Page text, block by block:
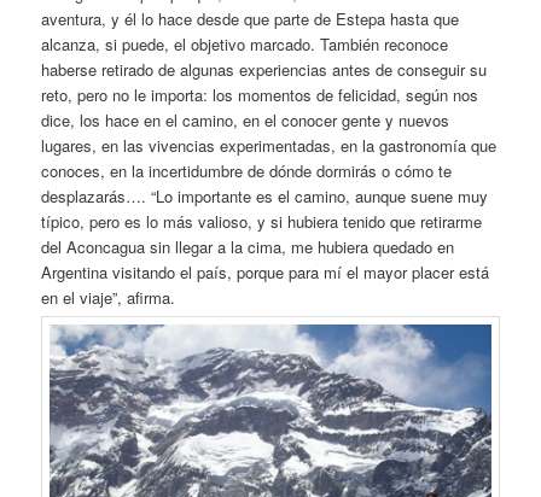
aventura, y él lo hace desde que parte de Estepa hasta que
alcanza, si puede, el objetivo marcado. También reconoce
haberse retirado de algunas experiencias antes de conseguir su
reto, pero no le importa: los momentos de felicidad, según nos
dice, los hace en el camino, en el conocer gente y nuevos
lugares, en las vivencias experimentadas, en la gastronomía que
conoces, en la incertidumbre de dónde dormirás o cómo te
desplazarás…. “Lo importante es el camino, aunque suene muy
típico, pero es lo más valioso, y si hubiera tenido que retirarme
del Aconcagua sin llegar a la cima, me hubiera quedado en
Argentina visitando el país, porque para mí el mayor placer está
en el viaje”, afirma.